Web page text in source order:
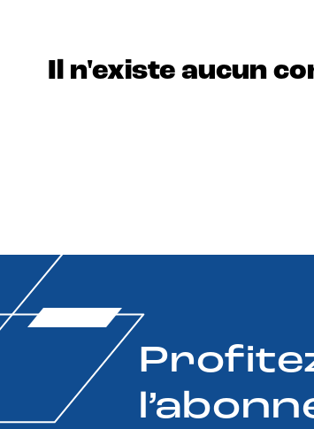
Il n'existe aucun